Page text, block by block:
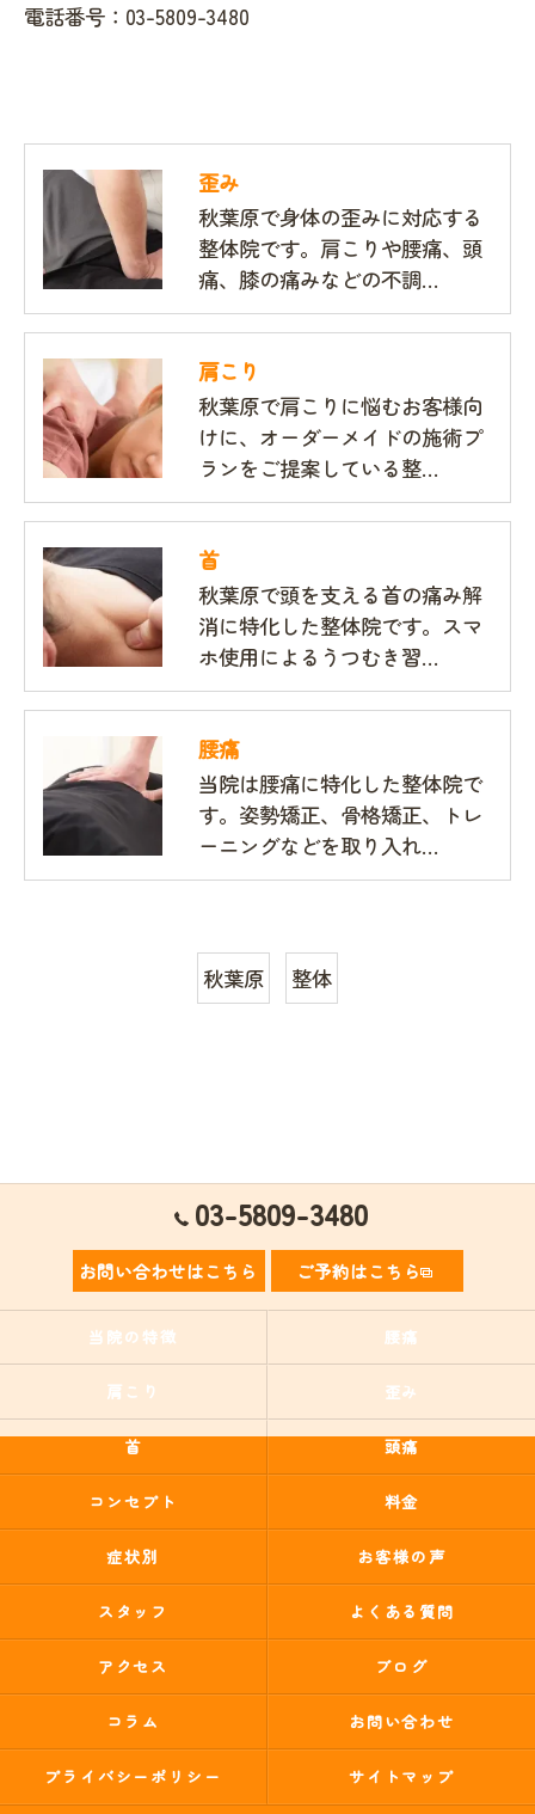
電話番号：03-5809-3480
歪み
秋葉原で身体の歪みに対応する
整体院です。肩こりや腰痛、頭
痛、膝の痛みなどの不調…
肩こり
秋葉原で肩こりに悩むお客様向
けに、オーダーメイドの施術プ
ランをご提案している整…
首
秋葉原で頭を支える首の痛み解
消に特化した整体院です。スマ
ホ使用によるうつむき習…
腰痛
当院は腰痛に特化した整体院で
す。姿勢矯正、骨格矯正、トレ
ーニングなどを取り入れ…
秋葉原 整体
03-5809-3480
お問い合わせはこちら ご予約はこちら
当院の特徴 腰痛
肩こり 歪み
首 頭痛
コンセプト 料金
症状別 お客様の声
スタッフ よくある質問
アクセス ブログ
コラム お問い合わせ
プライバシーポリシー サイトマップ